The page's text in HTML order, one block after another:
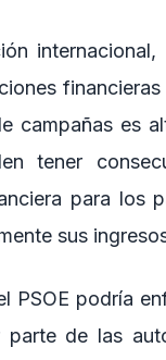
campañas es
tener
para los
sus
PSOE podría
de las